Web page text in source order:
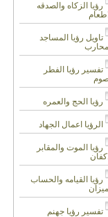
رؤيا الزكاه والصدقه
تاويل رؤيا المساجد
تفسير رؤيا الفطر
رؤيا الحج والعمره
الرؤيا اعمال الجهاد
رؤيا الموت والمقابر
رؤيا القيامه والحساب
تفسير رؤيا جهنم